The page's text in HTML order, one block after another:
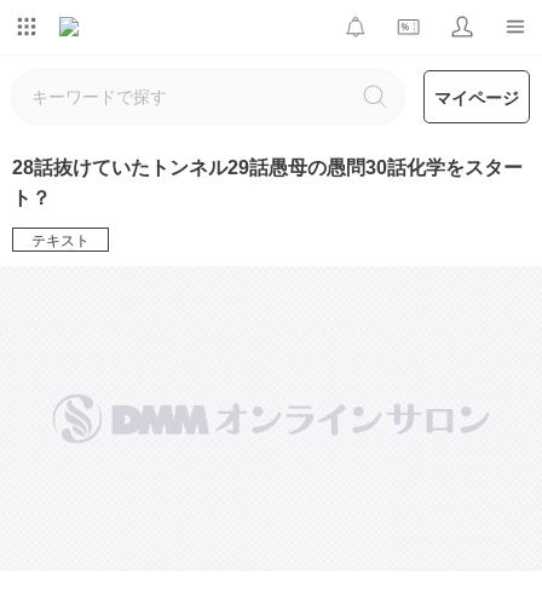
マイページ
28話抜けていたトンネル29話愚母の愚問30話化学をスター
ト？
テキスト